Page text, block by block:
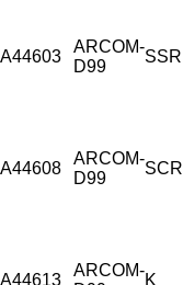
A44603
ARCOM-
D99
SSR
A44608
ARCOM-
D99
SCR
A44613
ARCOM-
K